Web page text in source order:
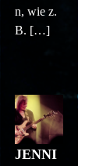
n, wie z.
B. […]
JENNI